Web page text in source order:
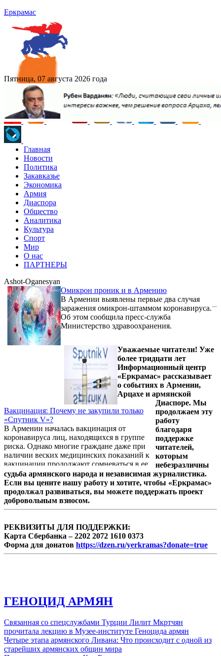
Еркрамас
Пятница, 07 августа 2026 года
Главная
Новости
Политика
Закавказье
Экономика
Армия
Диаспора
Общество
Аналитика
Культура
Спорт
Мир
О нас
ПАРТНЕРЫ
Ashot-Oganesyan
Омикрон проник и в Армению
В Армении выявлены первые два случая
заражения омикрон-штаммом коронавируса.
Об этом сообщила пресс-служба
Министерство здравоохранения.
Вакцинация: Почему не закупили только
«Спутник V»?
В Армении началась вакцинация от
коронавируса лиц, находящихся в группе
риска. Однако многие граждане даже при
наличии веских медицинских показаний к
вакцинации продолжают сомневаться в ее
целесообразности. Cпециалисты же
советуют в обязательном порядке
вакцинироваться.
Уважаемые читатели! Уже
более тридцати лет
Информационный центр
«Еркрамас» рассказывает
о событиях в Армении,
Арцахе и армянской
Диаспоре. Мы
продолжаем эту
работу
благодаря
поддержке
читателей,
которым
небезразличны
судьба армянского народа и независимая журналистика.
Если вы цените нашу работу и хотите, чтобы «Еркрамас»
продолжал развиваться, вы можете поддержать проект
добровольным взносом.
РЕКВИЗИТЫ ДЛЯ ПОДДЕРЖКИ:
Карта Сбербанка – 2202 2072 1610 0373
Форма для донатов https://dzen.ru/yerkramas?donate=true
ГЕНОЦИД АРМЯН
Связанная со спецслужбами Турции Лилит Мкртчян
прочитала лекцию в Музее-институте Геноцида армян
Четыре этапа армянского Ливана: Что происходит с одной из
старейших армянских общин мира